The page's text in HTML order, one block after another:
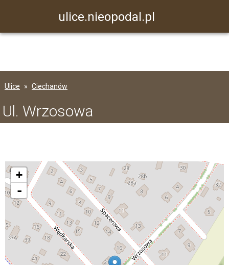
ulice.nieopodal.pl
Ulice Ciechanów
Ul. Wrzosowa
+
-